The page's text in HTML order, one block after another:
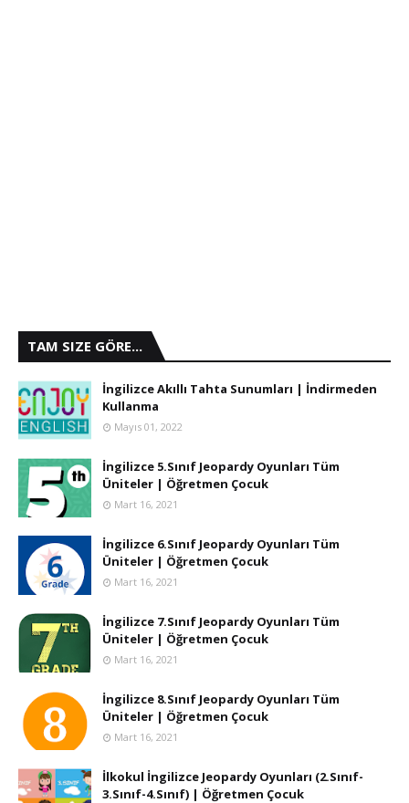
TAM SIZE GÖRE...
İngilizce Akıllı Tahta Sunumları | İndirmeden
Kullanma
Mayıs 01, 2022
İngilizce 5.Sınıf Jeopardy Oyunları Tüm
Üniteler | Öğretmen Çocuk
Mart 16, 2021
İngilizce 6.Sınıf Jeopardy Oyunları Tüm
Üniteler | Öğretmen Çocuk
Mart 16, 2021
İngilizce 7.Sınıf Jeopardy Oyunları Tüm
Üniteler | Öğretmen Çocuk
Mart 16, 2021
İngilizce 8.Sınıf Jeopardy Oyunları Tüm
Üniteler | Öğretmen Çocuk
Mart 16, 2021
İlkokul İngilizce Jeopardy Oyunları (2.Sınıf-
3.Sınıf-4.Sınıf) | Öğretmen Çocuk